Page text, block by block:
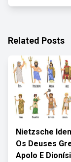
Related Posts
Nietzsche
Os Deuses
Apolo E